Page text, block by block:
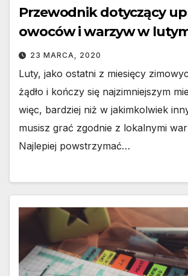
Przewodnik dotyczący
owoców i warzyw w
23 MARCA, 2020
Luty, jako ostatni z miesięcy
żądło i kończy się najzimniejszym
więc, bardziej niż w jakimkolwiek
musisz grać zgodnie z lokalnymi
Najlepiej powstrzymać…